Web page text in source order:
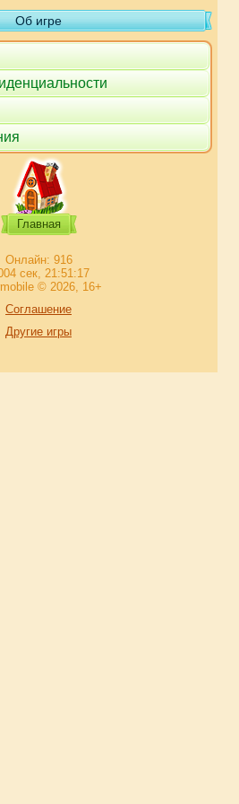
Об игре
Главная
Онлайн: 916
сек, 21:51:17
© 2026, 16+
Соглашение
Другие игры